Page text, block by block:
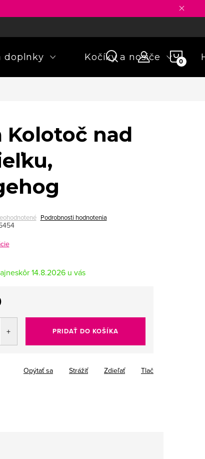
doplnky Kočíky a nosiče
Kolotoč nad
Podrobnosti hodnotenia
14.8.2026
PRIDAŤ DO KOŠÍKA
Tlač
Opýtať sa Strážiť Zdieľať